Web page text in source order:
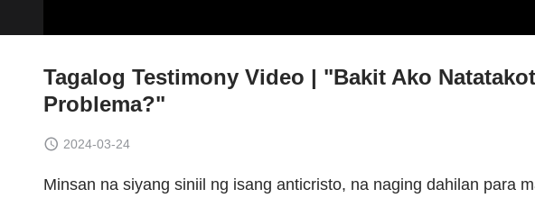
Tagalog Testimony Video | "Bakit Ako
Problema?"
2024-03-24
Minsan na siyang siniil ng isang anticristo, na naging dahilan para